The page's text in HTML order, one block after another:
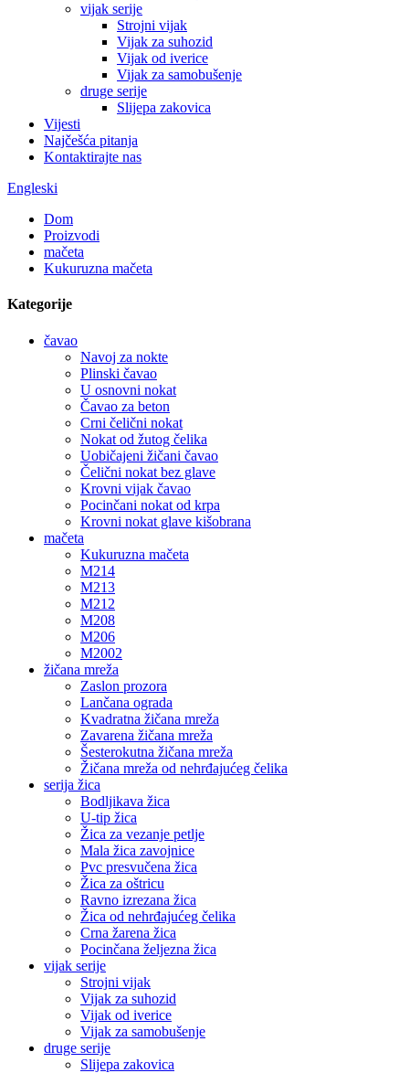
vijak serije
Strojni vijak
Vijak za suhozid
Vijak od iverice
Vijak za samobušenje
druge serije
Slijepa zakovica
Vijesti
Najčešća pitanja
Kontaktirajte nas
Engleski
Dom
Proizvodi
mačeta
Kukuruzna mačeta
Kategorije
čavao
Navoj za nokte
Plinski čavao
U osnovni nokat
Čavao za beton
Crni čelični nokat
Nokat od žutog čelika
Uobičajeni žičani čavao
Čelični nokat bez glave
Krovni vijak čavao
Pocinčani nokat od krpa
Krovni nokat glave kišobrana
mačeta
Kukuruzna mačeta
M214
M213
M212
M208
M206
M2002
žičana mreža
Zaslon prozora
Lančana ograda
Kvadratna žičana mreža
Zavarena žičana mreža
Šesterokutna žičana mreža
Žičana mreža od nehrđajućeg čelika
serija žica
Bodljikava žica
U-tip žica
Žica za vezanje petlje
Mala žica zavojnice
Pvc presvučena žica
Žica za oštricu
Ravno izrezana žica
Žica od nehrđajućeg čelika
Crna žarena žica
Pocinčana željezna žica
vijak serije
Strojni vijak
Vijak za suhozid
Vijak od iverice
Vijak za samobušenje
druge serije
Slijepa zakovica